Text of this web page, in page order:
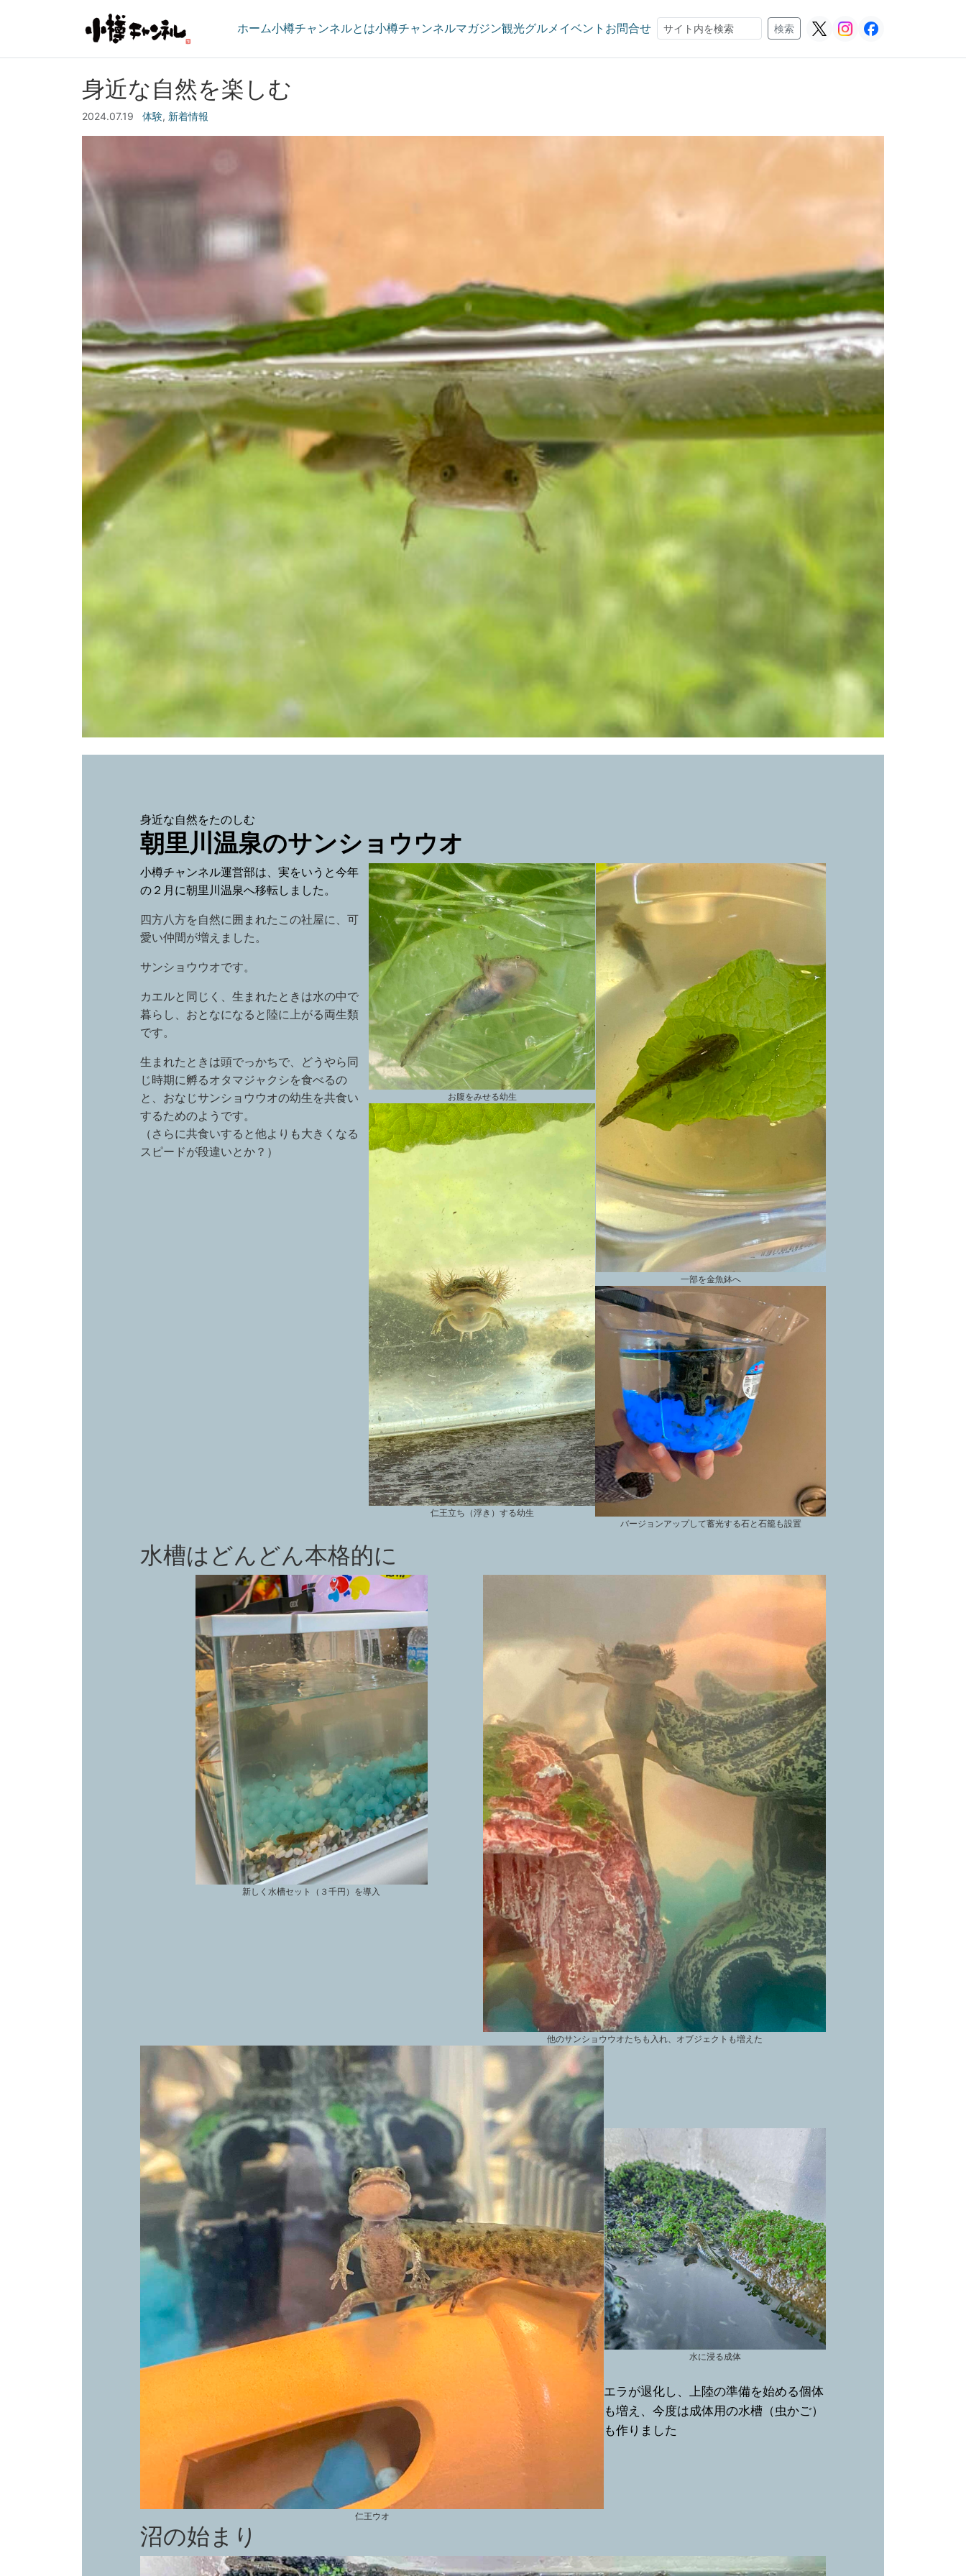
ホーム小樽チャンネルとは小樽チャンネルマガジン観光グルメ イベント お問合せ
検索
検索
身近な自然を楽しむ
2024.07.19 体験, 新着情報
身近な自然をたのしむ
朝里川温泉のサンショウウオ
小樽チャンネル運営部は、実をいうと今年
の２月に朝里川温泉へ移転しました。
四方八方を自然に囲まれたこの社屋に、可
愛い仲間が増えました。
サンショウウオです。
カエルと同じく、生まれたときは水の中で
暮らし、おとなになると陸に上がる両生類
です。
生まれたときは頭でっかちで、どうやら同
じ時期に孵るオタマジャクシを食べるの
と、おなじサンショウウオの幼生を共食い
するためのようです。
（さらに共食いすると他よりも大きくなる
スピードが段違いとか？）
お腹をみせる幼生
仁王立ち（浮き）する幼生
一部を金魚鉢へ
バージョンアップして蓄光する石と石籠も設置
水槽はどんどん本格的に
新しく水槽セット（３千円）を導入
他のサンショウウオたちも入れ、オブジェクトも増えた
仁王ウオ
水に浸る成体
エラが退化し、上陸の準備を始める個体
も増え、今度は成体用の水槽（虫かご）
も作りました
沼の始まり